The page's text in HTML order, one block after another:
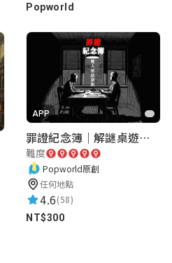
Popworld
APP
罪證紀念簿｜解謎桌遊｜警匪偵訊｜室內遊戲
難度
Popworld原創
任何地點
4.6(58)
NT$300